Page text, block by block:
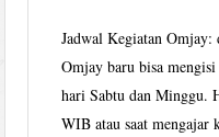
Jadwal Kegiatan
Omjay baru bisa
hari Sabtu dan Minggu.
WIB atau saat